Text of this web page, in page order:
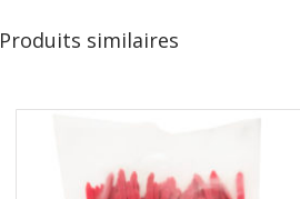
Produits similaires